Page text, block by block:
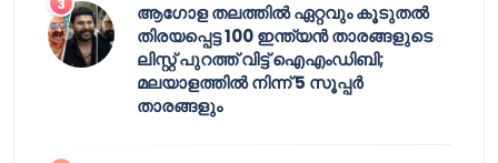
ആഗോള തലത്തിൽ ഏറ്റവും കൂടുതൽ
തിരയപ്പെട്ട 100 ഇന്ത്യൻ താരങ്ങളുടെ
ലിസ്റ്റ് പുറത്ത് വിട്ട് ഐഎംഡിബി;
മലയാളത്തിൽ നിന്ന് 5 സൂപ്പർ
താരങ്ങളും